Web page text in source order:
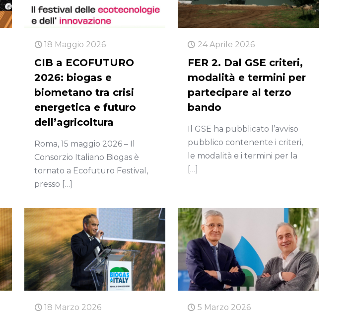
18 Maggio 2026
CIB a ECOFUTURO
2026: biogas e
biometano tra crisi
energetica e futuro
dell’agricoltura
Roma, 15 maggio 2026 – Il
Consorzio Italiano Biogas è
tornato a Ecofuturo Festival,
presso […]
24 Aprile 2026
FER 2. Dal GSE criteri,
modalità e termini per
partecipare al terzo
bando
Il GSE ha pubblicato l’avviso
pubblico contenente i criteri,
le modalità e i termini per la
[…]
18 Marzo 2026 5 Marzo 2026